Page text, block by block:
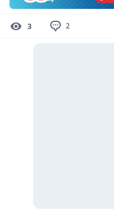
3 2